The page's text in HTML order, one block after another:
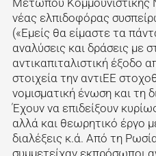
Μετώπου Κομμουνιστικής
νέας ελπιδοφόρας
(«Εμείς θα είμαστε τα
αναλύσεις και δράσεις με
αντικαπιταλιστική έξοδο
στοιχεία την αντιΕΕ
νομισματική ένωση και τη
Έχουν να επιδείξουν
αλλά και θεωρητικό έργο
διαλέξεις κ.ά. Από τη